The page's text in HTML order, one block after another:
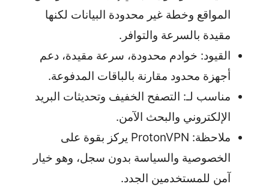
المواقع وخطة غير محدودة البيانات لكنها
مقيدة بالسرعة والتوافر.
القيود: خوادم محدودة، سرعة مقيدة، دعم
أجهزة محدود مقارنة بالباقات المدفوعة.
مناسب لـ: التصفح الخفيف وتحديثات البريد
الإلكتروني والبحث الآمن.
ملاحظة: ProtonVPN يركز بقوة على
الخصوصية والسياسة بدون سجل، وهو خيار
آمن للمستخدمين الجدد.